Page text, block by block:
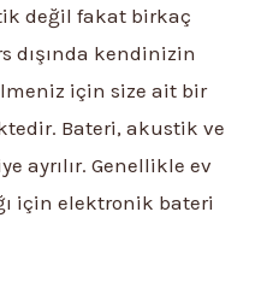
değil fakat birkaç
dışında kendinizin
için size ait bir
Bateri, akustik ve
ayrılır. Genellikle ev
için elektronik bateri